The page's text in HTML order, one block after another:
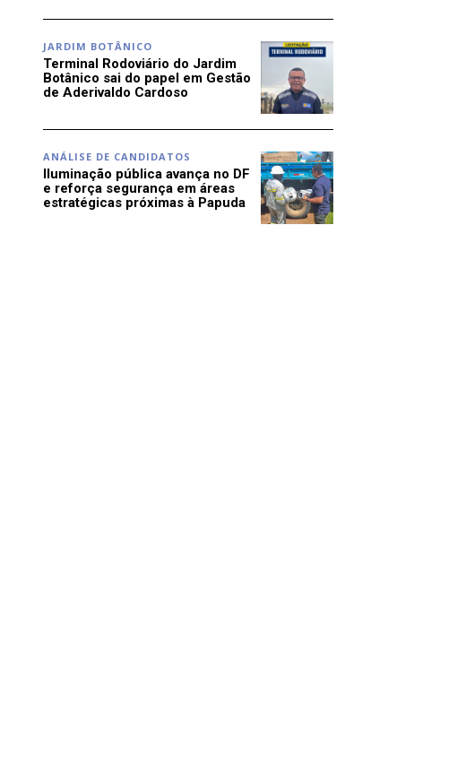
JARDIM BOTÂNICO
Terminal Rodoviário do Jardim
Botânico sai do papel em Gestão
de Aderivaldo Cardoso
ANÁLISE DE CANDIDATOS
Iluminação pública avança no DF
e reforça segurança em áreas
estratégicas próximas à Papuda